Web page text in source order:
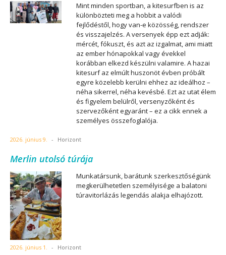
Mint minden sportban, a kitesurfben is az
különbözteti meg a hobbit a valódi
fejlődéstől, hogy van-e közösség, rendszer
és visszajelzés. A versenyek épp ezt adják:
mércét, fókuszt, és azt az izgalmat, ami miatt
az ember hónapokkal vagy évekkel
korábban elkezd készülni valamire. A hazai
kitesurf az elmúlt huszonöt évben próbált
egyre közelebb kerülni ehhez az ideálhoz –
néha sikerrel, néha kevésbé. Ezt az utat élem
és figyelem belülről, versenyzőként és
szervezőként egyaránt – ez a cikk ennek a
személyes összefoglalója.
2026. június 9. - Horizont
Merlin utolsó túrája
Munkatársunk, barátunk szerkesztőségünk
megkerülhetetlen személyisége a balatoni
túravitorlázás legendás alakja elhajózott.
2026. június 1. - Horizont